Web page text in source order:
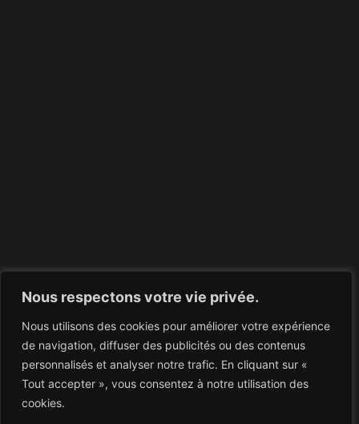
Nous respectons votre vie privée.
Nous utilisons des cookies pour améliorer votre expérience
de navigation, diffuser des publicités ou des contenus
personnalisés et analyser notre trafic. En cliquant sur «
Tout accepter », vous consentez à notre utilisation des
cookies.